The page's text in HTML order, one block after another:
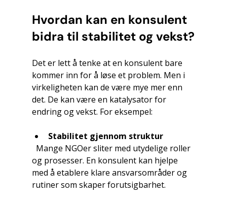
Hvordan kan en konsulent
bidra til stabilitet og vekst?
Det er lett å tenke at en konsulent bare
kommer inn for å løse et problem. Men i
virkeligheten kan de være mye mer enn
det. De kan være en katalysator for
endring og vekst. For eksempel:
Stabilitet gjennom struktur
og prosesser. En konsulent kan hjelpe
med å etablere klare ansvarsområder og
rutiner som skaper forutsigbarhet.